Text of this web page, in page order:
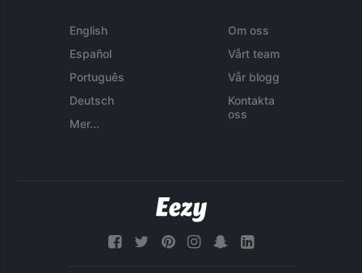
English
Español
Português
Deutsch
Mer...
Om oss
Vårt team
Vår blogg
Kontakta
oss